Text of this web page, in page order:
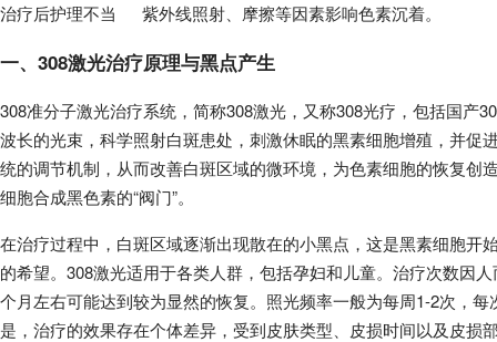
治疗后护理不当
紫外线照射、摩擦等因素影响色素沉着。
一、308激光治疗原理与黑点产生
308准分子激光治疗系统，简称308激光，又称308光疗，包括国产
波长的光束，科学照射白斑患处，刺激休眠的黑素细胞增殖，并
统的调节机制，从而改善白斑区域的微环境，为色素细胞的恢复创
细胞合成黑色素的“阀门”。
在治疗过程中，白斑区域逐渐出现散在的小黑点，这是黑素细胞
的希望。308激光适用于各类人群，包括孕妇和儿童。治疗次数因
个月左右可能达到较为显然的恢复。照光频率一般为每周1-2次，
是，治疗的效果存在个体差异，受到皮肤类型、皮损时间以及皮损